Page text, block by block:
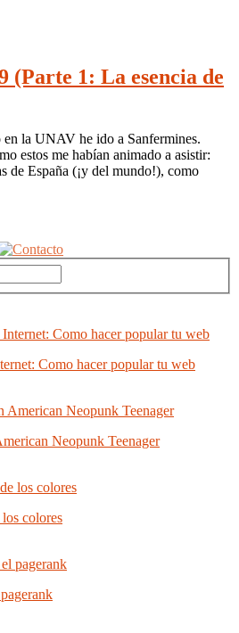
(Parte 1: La esencia de
en la UNAV he ido a Sanfermines.
estos me habían animado a asistir:
de España (¡y del mundo!), como
Como hacer popular tu web
Neopunk Teenager
colores